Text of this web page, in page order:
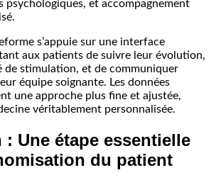
psychologiques, et accompagnement
s’appuie sur une interface
aux patients de suivre leur évolution,
de stimulation, et de communiquer
équipe soignante. Les données
une approche plus fine et ajustée,
véritablement personnalisée.
Une étape essentielle
du patient